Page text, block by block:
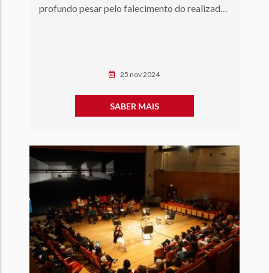
profundo pesar pelo falecimento do realizador
25 nov 2024
SABER MAIS